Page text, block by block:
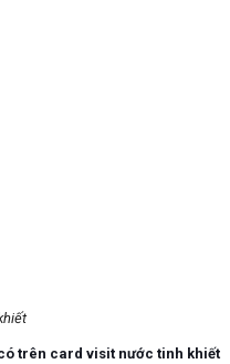
trên card visit nước tinh khiết